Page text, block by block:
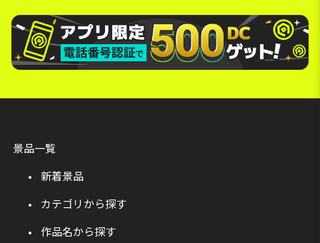
景品一覧
新着景品
カテゴリから探す
作品名から探す